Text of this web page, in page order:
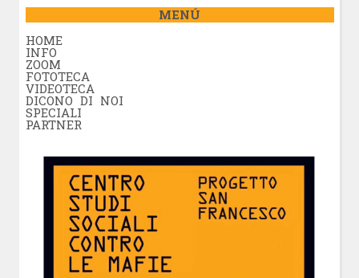
MENÚ
HOME
INFO
ZOOM
FOTOTECA
VIDEOTECA
DICONO DI NOI
SPECIALI
PARTNER